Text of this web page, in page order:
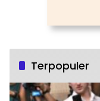
Terpopuler